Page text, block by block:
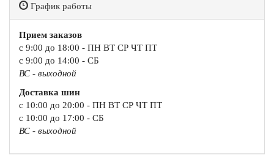
График работы
Прием заказов
с 9:00 до 18:00 - ПН ВТ СР ЧТ ПТ
с 9:00 до 14:00 - СБ
ВС - выходной
Доставка шин
с 10:00 до 20:00 - ПН ВТ СР ЧТ ПТ
с 10:00 до 17:00 - СБ
ВС - выходной